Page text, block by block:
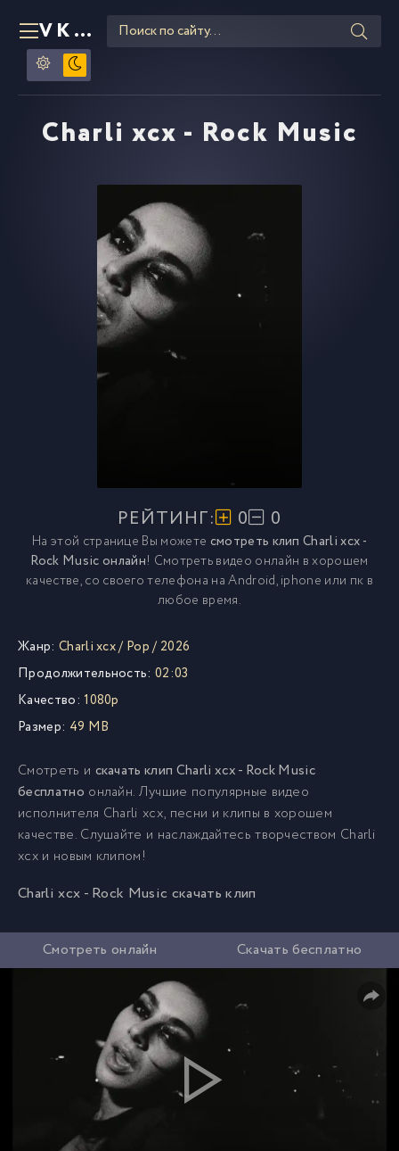
VKLIPE RU
Charli xcx - Rock Music
РЕЙТИНГ: 0 0
На этой странице Вы можете смотреть клип Charli xcx -
Rock Music онлайн! Смотреть видео онлайн в хорошем
качестве, со своего телефона на Android, iphone или пк в
любое время.
Жанр: Charli xcx/ Pop/ 2026
Продолжительность: 02:03
Качество: 1080p
Размер: 49 MB
Смотреть и скачать клип Charli xcx - Rock Music
бесплатно онлайн. Лучшие популярные видео
исполнителя Charli xcx, песни и клипы в хорошем
качестве. Слушайте и наслаждайтесь творчеством Charli
xcx и новым клипом!
Charli xcx - Rock Music скачать клип
Смотреть онлайн Скачать бесплатно